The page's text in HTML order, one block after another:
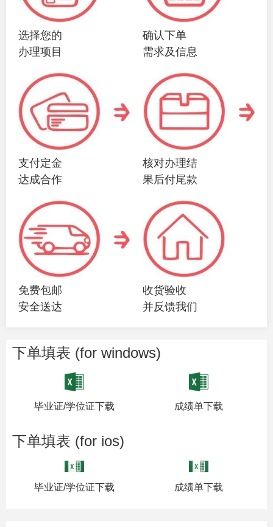
选择您的
办理项目
确认下单
需求及信息
支付定金
达成合作
核对办理结
果后付尾款
免费包邮
安全送达
收货验收
并反馈我们
下单填表 (for windows)
毕业证/学位证下载 成绩单下载
下单填表 (for ios)
毕业证/学位证下载 成绩单下载